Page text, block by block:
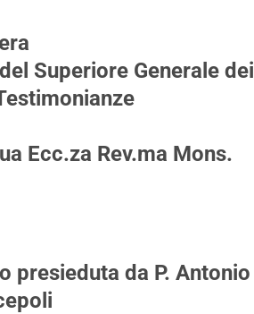
Superiore Generale dei
Ecc.za Rev.ma Mons.
presieduta da P. Antonio